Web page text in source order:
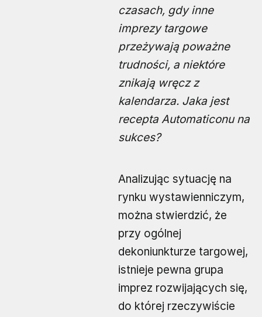
czasach, gdy inne
imprezy targowe
przeżywają poważne
trudności, a niektóre
znikają wręcz z
kalendarza. Jaka jest
recepta Automaticonu na
sukces?
Analizując sytuację na
rynku wystawienniczym,
można stwierdzić, że
przy ogólnej
dekoniunkturze targowej,
istnieje pewna grupa
imprez rozwijających się,
do której rzeczywiście